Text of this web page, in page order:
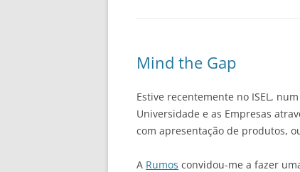
Mind the Gap
Estive recentemente no ISEL,
Universidade e as Empresas
com apresentação de produtos,
A Rumos convidou-me a fazer